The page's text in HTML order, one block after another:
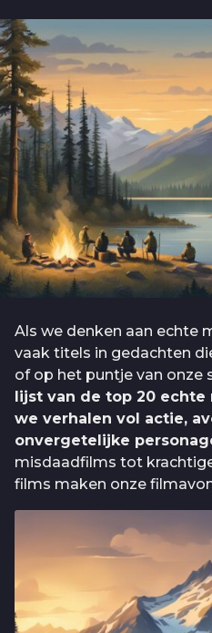
a
r
a
g
o
Als we denken aan echte
vaak titels in gedachten
of op het puntje van onze
lijst van de top 20
we verhalen vol actie,
onvergetelijke
misdaadfilms tot
films maken onze